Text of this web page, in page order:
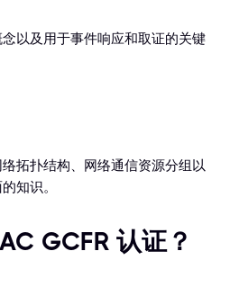
以及用于事件响应和取证的关键
拓扑结构、网络通信资源分组以
知识。
GCFR 认证？